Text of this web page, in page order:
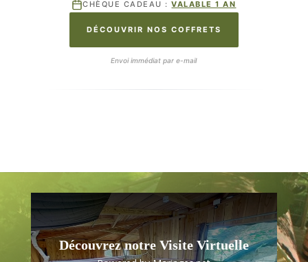
CHÈQUE CADEAU :VALABLE 1 AN
DÉCOUVRIR NOS COFFRETS
Envoi immédiat par e-mail
Découvrez notre Visite Virtuelle